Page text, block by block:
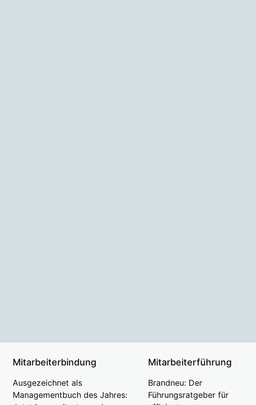
Mitarbeiterbindung
Ausgezeichnet als
Managementbuch des Jahres:
Mitarbeiterführung
Brandneu: Der
Führungsratgeber für